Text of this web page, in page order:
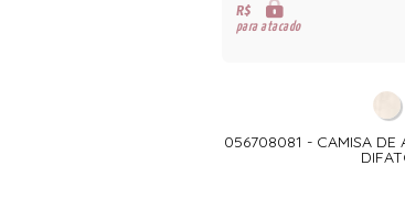
R$
para atacado
056708081 - CAMISA DE